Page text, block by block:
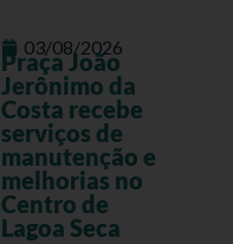
03/08/2026
Praça João
Jerônimo da
Costa recebe
serviços de
manutenção e
melhorias no
Centro de
Lagoa Seca